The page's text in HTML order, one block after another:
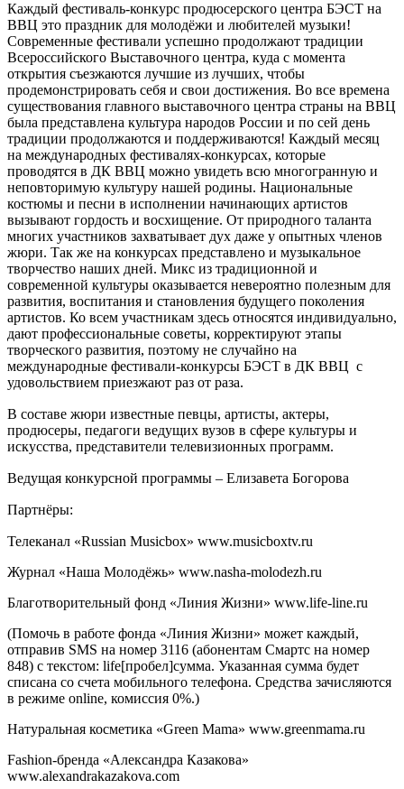
Каждый фестиваль-конкурс продюсерского центра БЭСТ на
ВВЦ это праздник для молодёжи и любителей музыки!
Современные фестивали успешно продолжают традиции
Всероссийского Выставочного центра, куда с момента
открытия съезжаются лучшие из лучших, чтобы
продемонстрировать себя и свои достижения. Во все времена
существования главного выставочного центра страны на ВВЦ
была представлена культура народов России и по сей день
традиции продолжаются и поддерживаются! Каждый месяц
на международных фестивалях-конкурсах, которые
проводятся в ДК ВВЦ можно увидеть всю многогранную и
неповторимую культуру нашей родины. Национальные
костюмы и песни в исполнении начинающих артистов
вызывают гордость и восхищение. От природного таланта
многих участников захватывает дух даже у опытных членов
жюри. Так же на конкурсах представлено и музыкальное
творчество наших дней. Микс из традиционной и
современной культуры оказывается невероятно полезным для
развития, воспитания и становления будущего поколения
артистов. Ко всем участникам здесь относятся индивидуально,
дают профессиональные советы, корректируют этапы
творческого развития, поэтому не случайно на
международные фестивали-конкурсы БЭСТ в ДК ВВЦ с
удовольствием приезжают раз от раза.
В составе жюри известные певцы, артисты, актеры,
продюсеры, педагоги ведущих вузов в сфере культуры и
искусства, представители телевизионных программ.
Ведущая конкурсной программы – Елизавета Богорова
Партнёры:
Телеканал «Russian Musicbox» www.musicboxtv.ru
Журнал «Наша Молодёжь» www.nasha-molodezh.ru
Благотворительный фонд «Линия Жизни» www.life-line.ru
(Помочь в работе фонда «Линия Жизни» может каждый,
отправив SMS на номер 3116 (абонентам Смартс на номер
848) с текстом: life[пробел]сумма. Указанная сумма будет
списана со счета мобильного телефона. Средства зачисляются
в режиме online, комиссия 0%.)
Натуральная косметика «Green Mаma» www.greenmama.ru
Fashion-бренда «Александра Казакова»
www.alexandrakazakova.com